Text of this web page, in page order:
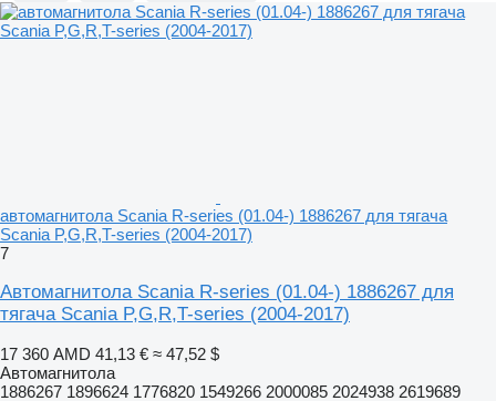
автомагнитола Scania R-series (01.04-) 1886267 для тягача
Scania P,G,R,T-series (2004-2017)
7
Автомагнитола Scania R-series (01.04-) 1886267 для
тягача Scania P,G,R,T-series (2004-2017)
17 360 AMD 41,13 € ≈ 47,52 $
Автомагнитола
1886267 1896624 1776820 1549266 2000085 2024938 2619689